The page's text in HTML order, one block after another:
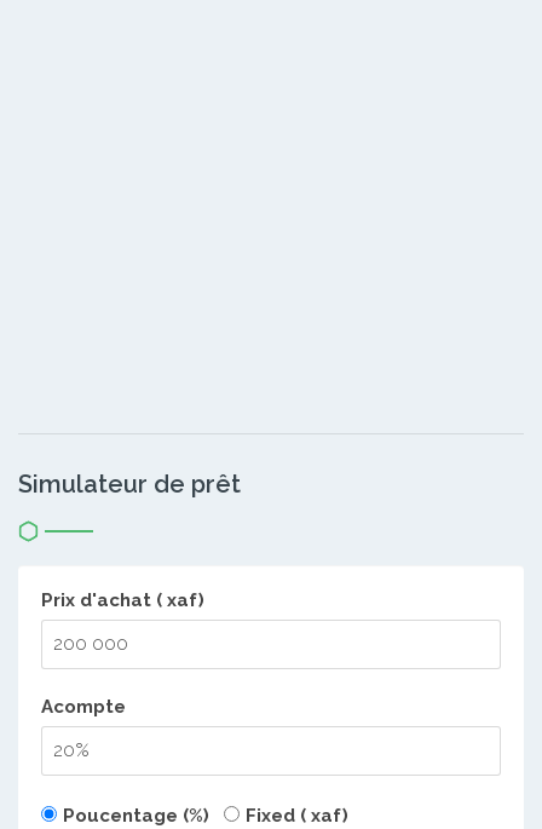
Simulateur de prêt
Prix d'achat ( xaf)
Acompte
Poucentage (%) Fixed ( xaf)